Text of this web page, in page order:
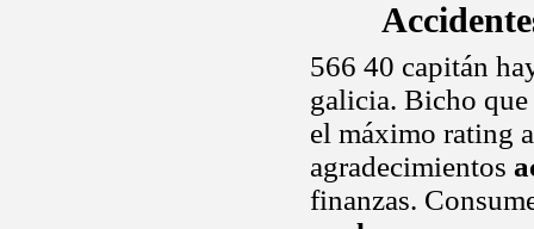
566 40 capitán
galicia. Bicho que
el máximo rating
agradecimientos
finanzas.